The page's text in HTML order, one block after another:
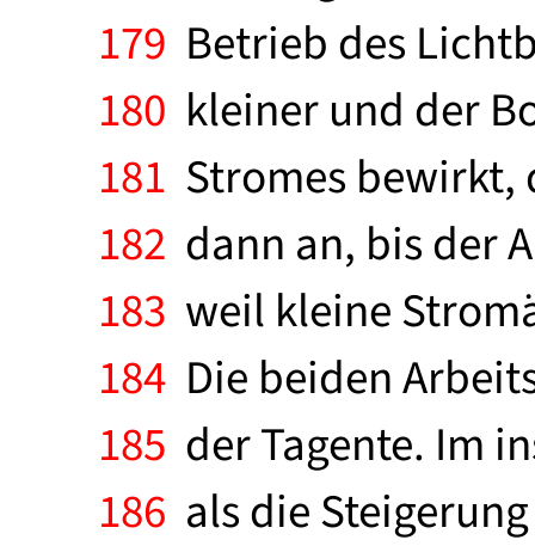
179 Betrieb des
180 kleiner und der
181 Stromes bewirkt,
182 dann an, bis der
183 weil kleine
184 Die beiden
185 der Tagente. Im
186 als die